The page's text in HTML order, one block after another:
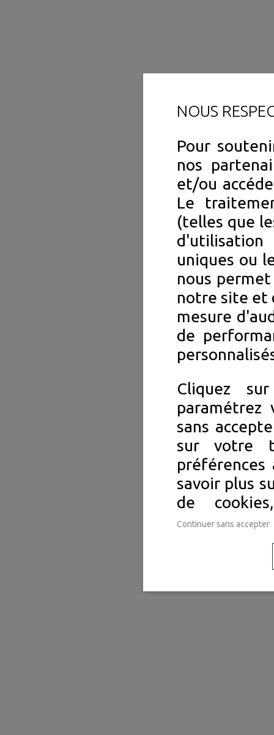
NOUS
Pour
nos
et/ou
Le
(telles que
d'utilisation
uniques ou
nous
notre site et
mesure
de
Cliquez
paramétrez
sans
sur votre
savoir plus
de
Continuer sans accepter